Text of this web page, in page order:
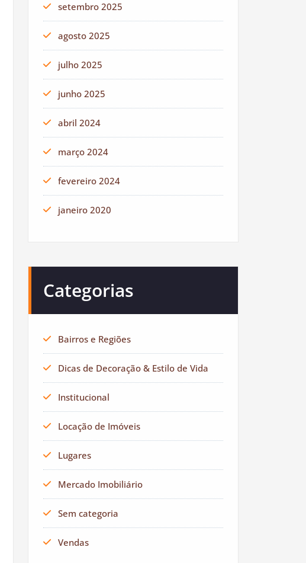
setembro 2025
agosto 2025
julho 2025
junho 2025
abril 2024
março 2024
fevereiro 2024
janeiro 2020
Categorias
Bairros e Regiões
Dicas de Decoração & Estilo de Vida
Institucional
Locação de Imóveis
Lugares
Mercado Imobiliário
Sem categoria
Vendas